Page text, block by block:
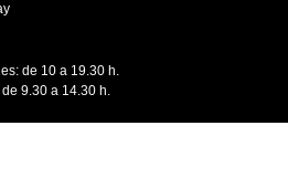
de 10 a 19.30 h.
9.30 a 14.30 h.